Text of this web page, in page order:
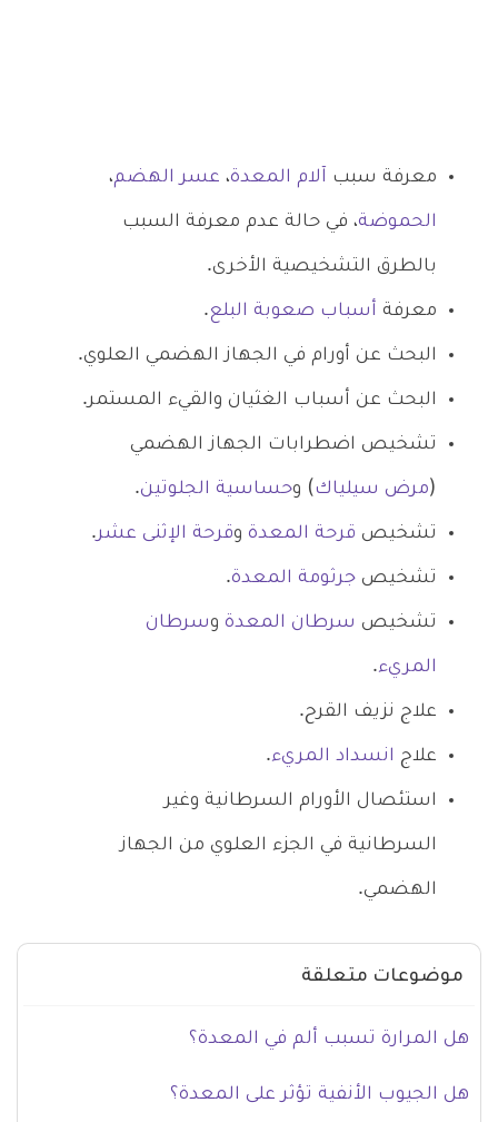
معرفة سبب آلام المعدة، عسر الهضم،
الحموضة، في حالة عدم معرفة السبب
بالطرق التشخيصية الأخرى.
معرفة أسباب صعوبة البلع.
البحث عن أورام في الجهاز الهضمي العلوي.
البحث عن أسباب الغثيان والقيء المستمر.
تشخيص اضطرابات الجهاز الهضمي
(مرض سيلياك) وحساسية الجلوتين.
تشخيص قرحة المعدة وقرحة الإثنى عشر.
تشخيص جرثومة المعدة.
تشخيص سرطان المعدة وسرطان
المريء.
علاج نزيف القرح.
علاج انسداد المريء.
استئصال الأورام السرطانية وغير
السرطانية في الجزء العلوي من الجهاز
الهضمي.
موضوعات متعلقة
هل المرارة تسبب ألم في المعدة؟
هل الجيوب الأنفية تؤثر على المعدة؟